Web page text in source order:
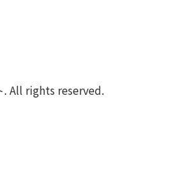
All rights reserved.